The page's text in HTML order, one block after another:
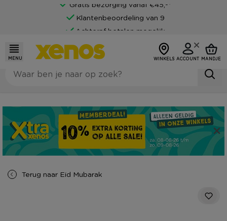
Gratis bezorging vanaf €45,-*
Klantenbeoordeling van 9
Achteraf betalen mogelijk
MENU WINKELS ACCOUNT MANDJE
Terug naar Eid Mubarak